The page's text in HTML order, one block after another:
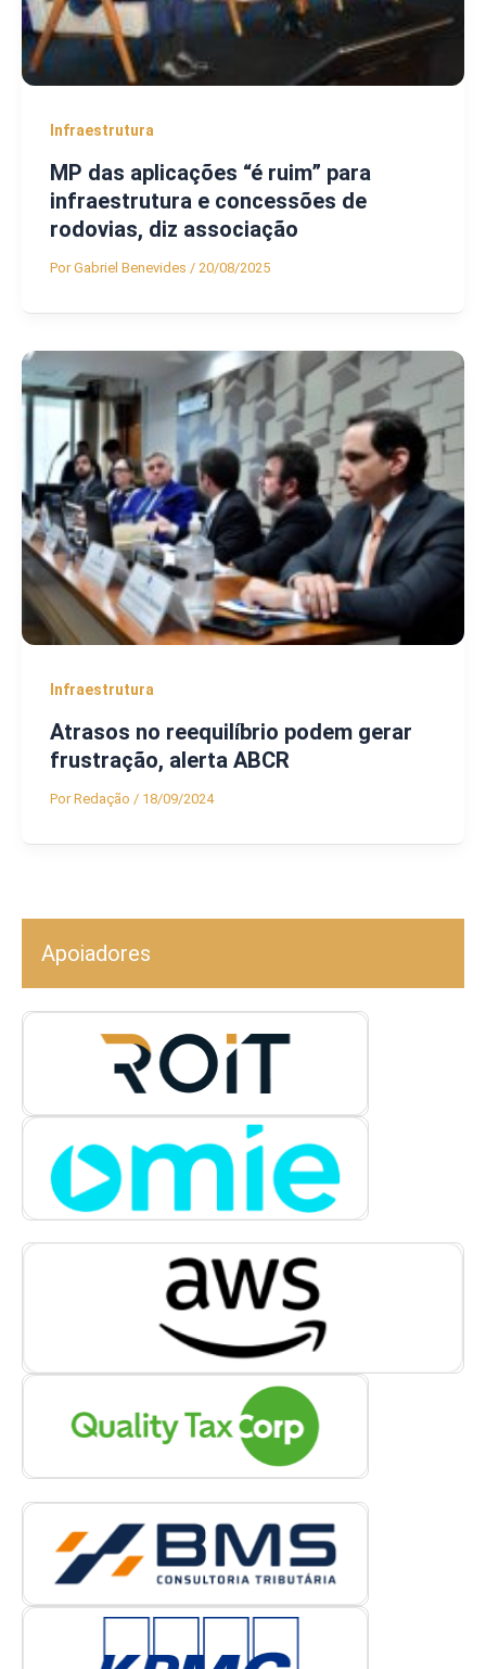
Infraestrutura
MP das aplicações “é ruim” para
infraestrutura e concessões de
rodovias, diz associação
PorGabriel Benevides / 20/08/2025
Infraestrutura
Atrasos no reequilíbrio podem gerar
frustração, alerta ABCR
PorRedação / 18/09/2024
Apoiadores